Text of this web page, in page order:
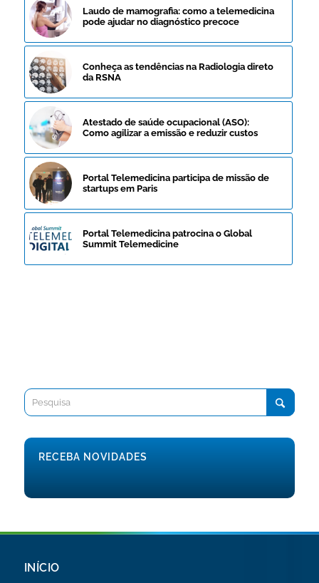
Laudo de mamografia: como a telemedicina
pode ajudar no diagnóstico precoce
Conheça as tendências na Radiologia direto
da RSNA
Atestado de saúde ocupacional (ASO):
Como agilizar a emissão e reduzir custos
Portal Telemedicina participa de missão de
startups em Paris
Portal Telemedicina patrocina o Global
Summit Telemedicine
RECEBA NOVIDADES
INÍCIO